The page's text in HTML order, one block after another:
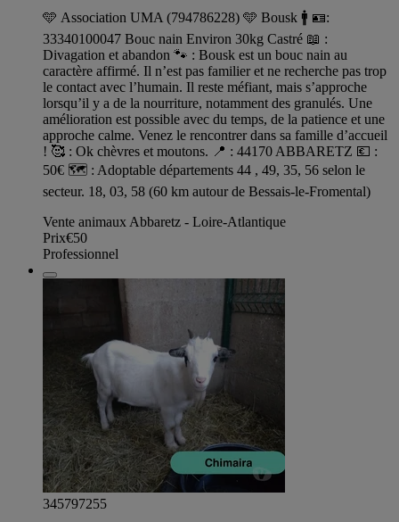
🩵 Association UMA (794786228) 🩵 Bousk 🚹 🪪:
33340100047 Bouc nain Environ 30kg Castré 📖 :
Divagation et abandon 🐾 : Bousk est un bouc nain au
caractère affirmé. Il n’est pas familier et ne recherche pas trop
le contact avec l’humain. Il reste méfiant, mais s’approche
lorsqu’il y a de la nourriture, notamment des granulés. Une
amélioration est possible avec du temps, de la patience et une
approche calme. Venez le rencontrer dans sa famille d’accueil
! 🥰 : Ok chèvres et moutons. 📍 : 44170 ABBARETZ 💶 :
50€ 🗺️ : Adoptable départements 44 , 49, 35, 56 selon le
secteur. 18, 03, 58 (60 km autour de Bessais-le-Fromental)
Vente animaux Abbaretz - Loire-Atlantique
Prix€50
Professionnel
345797255